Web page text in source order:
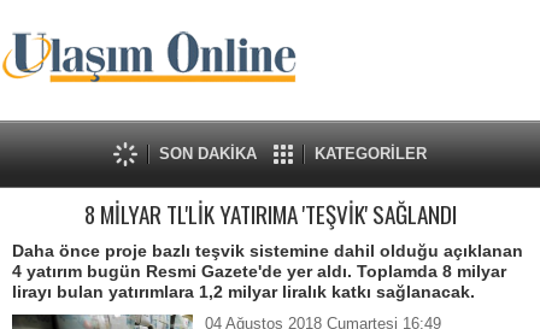
SON DAKİKA KATEGORİLER
8 MİLYAR TL'LİK YATIRIMA 'TEŞVİK' SAĞLANDI
Daha önce proje bazlı teşvik sistemine dahil olduğu açıklanan
4 yatırım bugün Resmi Gazete'de yer aldı. Toplamda 8 milyar
lirayı bulan yatırımlara 1,2 milyar liralık katkı sağlanacak.
04 Ağustos 2018 Cumartesi 16:49